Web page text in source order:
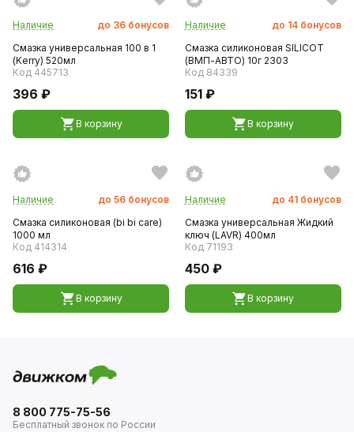
Наличие до 36 бонусов
Смазка универсальная 100 в 1
(Kerry) 520мл
Код 445713
396 ₽
В корзину
Наличие до 14 бонусов
Смазка силиконовая SILICOT
(ВМП-АВТО) 10г 2303
Код 84339
151 ₽
В корзину
Наличие до 56 бонусов
Смазка силиконовая (bi bi care)
1000 мл
Код 414314
616 ₽
В корзину
Наличие до 41 бонусов
Смазка универсальная Жидкий
ключ (LAVR) 400мл
Код 71193
450 ₽
В корзину
8 800 775-75-56
Бесплатный звонок по России